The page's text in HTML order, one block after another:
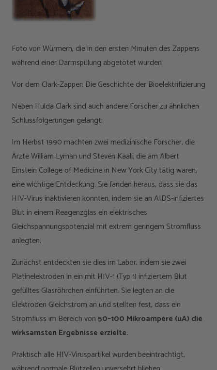
Foto von Würmern, die in den ersten Minuten des Zappens
während einer Darmspülung abgetötet wurden
Vor dem Clark-Zapper: Die Geschichte der Bioelektrifizierung
Neben Hulda Clark sind auch andere Forscher zu ähnlichen
Schlussfolgerungen gelangt:
Im Herbst 1990 machten zwei medizinische Forscher, die
Ärzte William Lyman und Steven Kaali, die am Albert
Einstein College of Medicine in New York City tätig waren,
eine wichtige Entdeckung. Sie fanden heraus, dass sie das
HIV-Virus inaktivieren konnten, indem sie an AIDS-infiziertes
Blut in einem Reagenzglas ein elektrisches
Gleichspannungspotenzial mit extrem geringem Stromfluss
anlegten.
Zunächst entdeckten sie dies im Labor, indem sie zwei
Platinelektroden in ein mit HIV-1 (Typ 1) infiziertem Blut
gefülltes Glasröhrchen einführten. Sie legten an die
Elektroden Gleichstrom an und stellten fest, dass ein
Stromfluss im Bereich von50–100 Mikroampere (uA) die
wirksamsten Ergebnisse erzielte.
Praktisch alle HIV-Viruspartikel wurden beeinträchtigt,